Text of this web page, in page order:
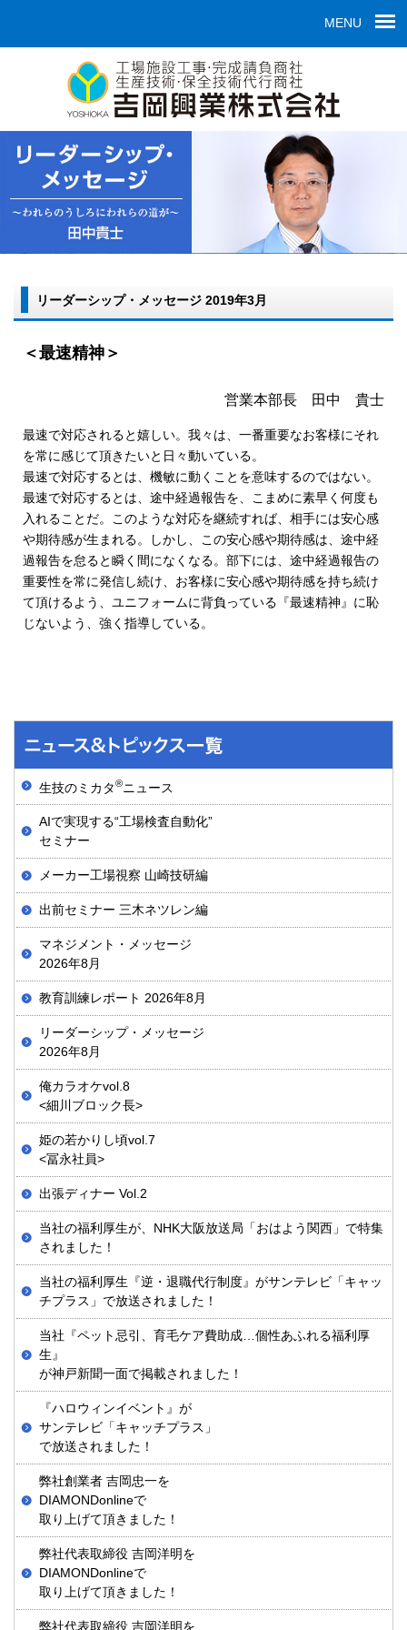
MENU
リーダーシップ・メッセージ 2019年3月
＜最速精神＞
営業本部長 田中 貴士
最速で対応されると嬉しい。我々は、一番重要なお客様にそれ
を常に感じて頂きたいと日々動いている。
最速で対応するとは、機敏に動くことを意味するのではない。
最速で対応するとは、途中経過報告を、こまめに素早く何度も
入れることだ。このような対応を継続すれば、相手には安心感
や期待感が生まれる。しかし、この安心感や期待感は、途中経
過報告を怠ると瞬く間になくなる。部下には、途中経過報告の
重要性を常に発信し続け、お客様に安心感や期待感を持ち続け
て頂けるよう、ユニフォームに背負っている『最速精神』に恥
じないよう、強く指導している。
生技のミカタ®ニュース
AIで実現する“工場検査自動化”
セミナー
メーカー工場視察 山崎技研編
出前セミナー 三木ネツレン編
マネジメント・メッセージ
2026年8月
教育訓練レポート 2026年8月
リーダーシップ・メッセージ
2026年8月
俺カラオケvol.8
<細川ブロック長>
姫の若かりし頃vol.7
<冨永社員>
出張ディナー Vol.2
当社の福利厚生が、NHK大阪放送局「おはよう関西」で特集
されました！
当社の福利厚生『逆・退職代行制度』がサンテレビ「キャッ
チプラス」で放送されました！
当社『ペット忌引、育毛ケア費助成…個性あふれる福利厚
生』
が神戸新聞一面で掲載されました！
『ハロウィンイベント』が
サンテレビ「キャッチプラス」
で放送されました！
弊社創業者 吉岡忠一を
DIAMONDonlineで
取り上げて頂きました！
弊社代表取締役 吉岡洋明を
DIAMONDonlineで
取り上げて頂きました！
弊社代表取締役 吉岡洋明を